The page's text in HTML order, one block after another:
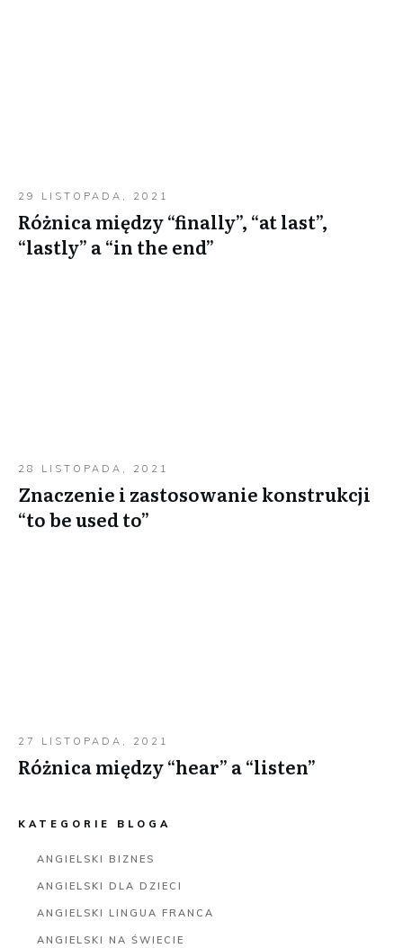
29 LISTOPADA, 2021
Różnica między “finally”, “at last”,
“lastly” a “in the end”
28 LISTOPADA, 2021
Znaczenie i zastosowanie konstrukcji
“to be used to”
27 LISTOPADA, 2021
Różnica między “hear” a “listen”
KATEGORIE BLOGA
ANGIELSKI BIZNES
ANGIELSKI DLA DZIECI
ANGIELSKI LINGUA FRANCA
ANGIELSKI NA ŚWIECIE